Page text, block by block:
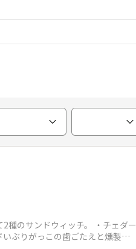
種のサンドウィッチ。 ・チェダー
ぶりがっこの歯ごたえと燻製の